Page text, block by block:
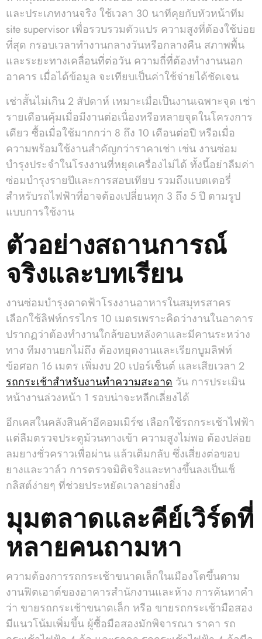
และประเภทงานจริง ใช้เวลา 30 นาทีคุยกับหัวหน้าทีม
site supervisor เพื่อรวบรวมตัวแปร ความสูงที่ต้องใช้บ่อย
ที่สุด กรอบเวลาทำงานกลางวันหรือกลางคืน สภาพพื้น
และระยะทางเคลื่อนที่ต่อวัน ความถี่ที่ต้องทำงานนอก
อาคาร เมื่อได้ข้อมูล จะเทียบเป็นค่าใช้จ่ายได้ชัดเจน
เช่าสั้นไม่เกิน 2 สัปดาห์ เหมาะเมื่อเป็นงานเฉพาะจุด เช่า
รายเดือนคุ้มเมื่อมีงานต่อเนื่องหรือหลายจุดในโครงการ
เดียว ซื้อเมื่อใช้มากกว่า 8 ถึง 10 เดือนต่อปี หรือเมื่อ
ความพร้อมใช้งานสำคัญกว่าราคาเช่า เช่น งานซ่อม
บำรุงประจำในโรงงานที่หยุดเครื่องไม่ได้ ทั้งนี้อย่าลืมค่า
ซ่อมบำรุงรายปีและการสอบเทียบ รวมถึงแบตเตอรี่
สำหรับรถไฟฟ้าที่อาจต้องเปลี่ยนทุก 3 ถึง 5 ปี ตามรูป
แบบการใช้งาน
ตัวอย่างสถานการณ์
จริงและบทเรียน
งานซ่อมบำรุงดาดฟ้าโรงงานอาหารในสมุทรสาคร
เลือกใช้ลิฟท์กรรไกร 10 เมตรเพราะคิดว่างานในอาคาร
ปรากฏว่าต้องทำงานใกล้ขอบหลังคาและมีคานระหว่าง
ทาง ทีมงานยกไม่ถึง ต้องหยุดงานและเรียกบูมลิฟท์
ข้อศอก 16 เมตร เพิ่มงบ 20 เปอร์เซ็นต์ และเสียเวลา 2
รถกระเช้าสำหรับงานทำความสะอาด วัน การประเมิน
หน้างานล่วงหน้า 1 รอบน่าจะหลีกเลี่ยงได้
อีกเคสในคลังสินค้าอีคอมเมิร์ซ เลือกใช้รถกระเช้าไฟฟ้า
แต่ลืมตรวจประตูม้วนทางเข้า ความสูงไม่พอ ต้องปล่อย
ลมยางชั่วคราวเพื่อผ่าน แล้วเติมกลับ ซึ่งเสี่ยงต่อขอบ
ยางและวาล์ว การตรวจมิติจริงและทางขึ้นลงเป็นเช็
กลิสต์ง่ายๆ ที่ช่วยประหยัดเวลาอย่างยิ่ง
มุมตลาดและคีย์เวิร์ดที่
หลายคนถามหา
ความต้องการรถกระเช้าขนาดเล็กในเมืองโตขึ้นตาม
งานฟิตเอาต์ของอาคารสำนักงานและห้าง การค้นหาคำ
ว่า ขายรถกระเช้าขนาดเล็ก หรือ ขายรถกระเช้ามือสอง
มีแนวโน้มเพิ่มขึ้น ผู้ซื้อมือสองมักพิจารณา ราคา รถ